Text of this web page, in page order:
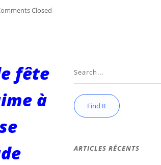
Closed
fête
à
ARTICLES RÉCENTS